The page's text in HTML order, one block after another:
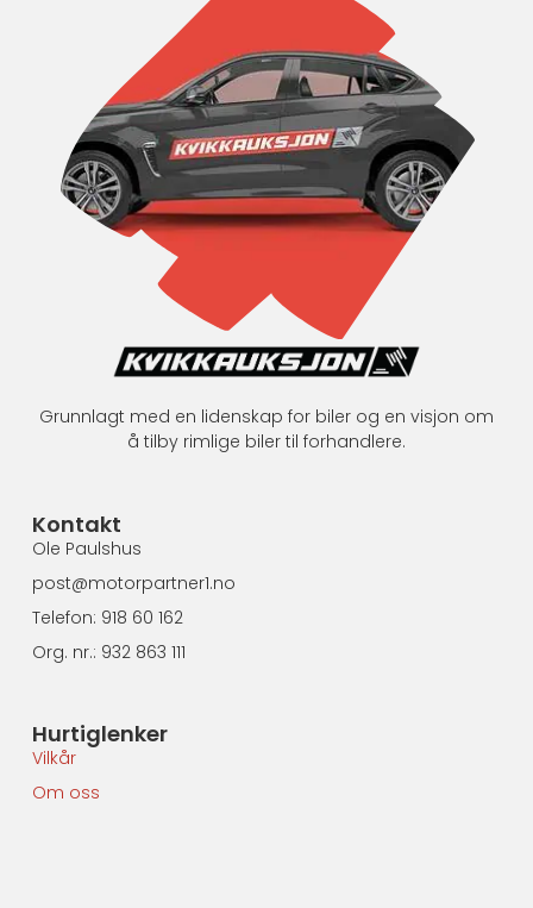
Grunnlagt med en lidenskap for biler og en visjon om
å tilby rimlige biler til forhandlere.
Hurtiglenker
Vilkår
Om oss
Kontakt
Ole Paulshus
post@motorpartner1.no
Telefon: 918 60 162
Org. nr.: 932 863 111